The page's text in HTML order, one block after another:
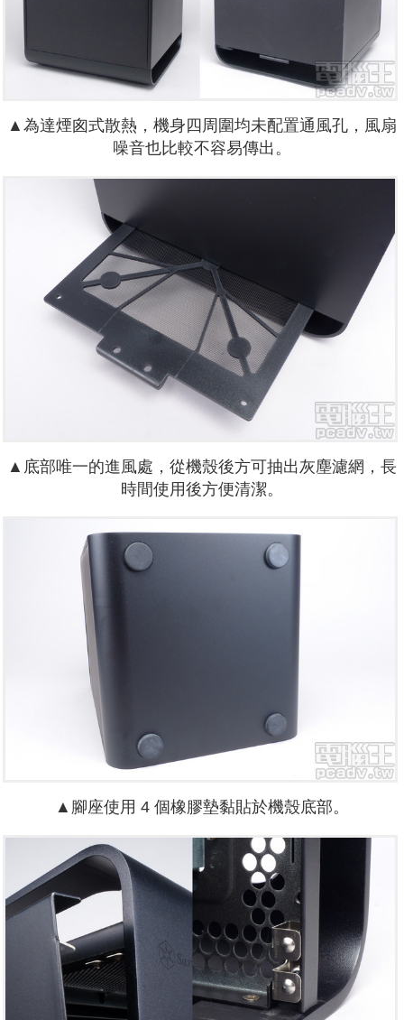
▲為達煙囪式散熱，機身四周圍均未配置通風孔，風扇
噪音也比較不容易傳出。
▲底部唯一的進風處，從機殼後方可抽出灰塵濾網，長
時間使用後方便清潔。
▲腳座使用 4 個橡膠墊黏貼於機殼底部。